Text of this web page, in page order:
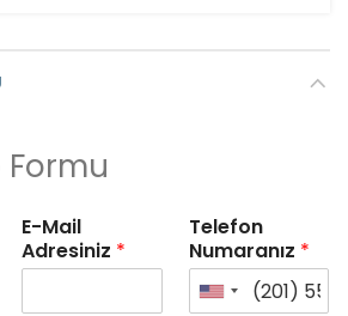
Formu
E-Mail
Adresiniz *
Telefon
Numaranız *